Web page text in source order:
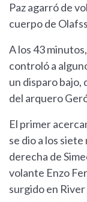
Paz agarró de
cuerpo de
A los 43
controló a
un disparo
del arquero
El primer
se dio a los
derecha de
volante Enzo
surgido en